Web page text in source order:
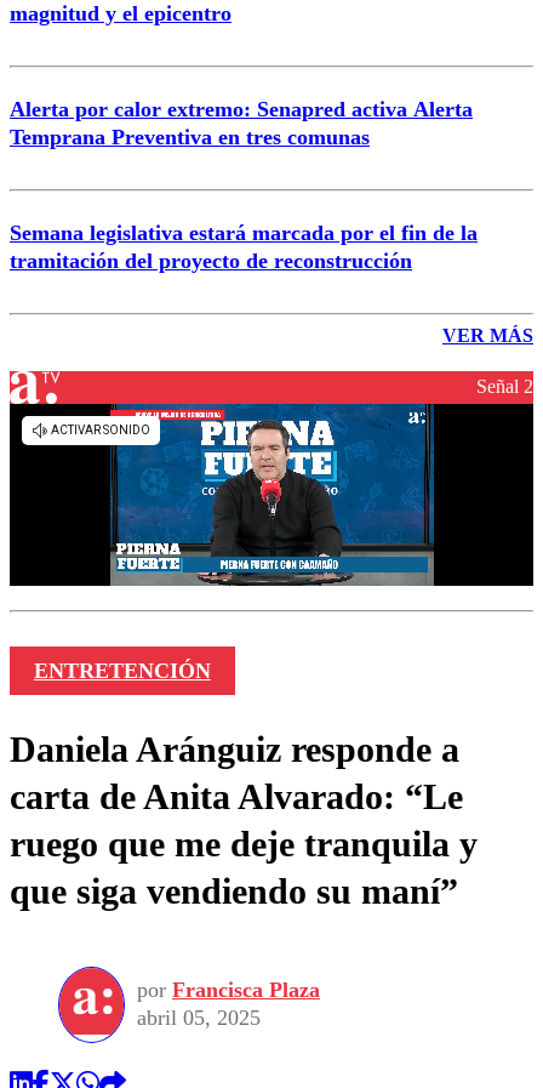
magnitud y el epicentro
Alerta por calor extremo: Senapred activa Alerta
Temprana Preventiva en tres comunas
Semana legislativa estará marcada por el fin de la
tramitación del proyecto de reconstrucción
VER MÁS
Señal 2
ENTRETENCIÓN
Daniela Aránguiz responde a
carta de Anita Alvarado: “Le
ruego que me deje tranquila y
que siga vendiendo su maní”
por Francisca Plaza
abril 05, 2025